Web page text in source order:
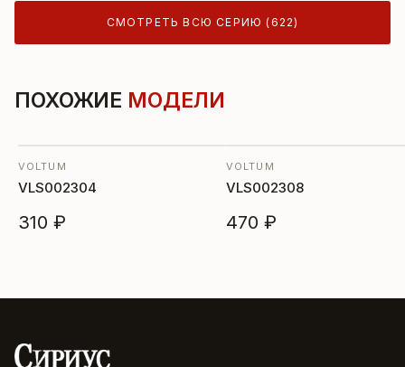
СМОТРЕТЬ ВСЮ СЕРИЮ (622)
ПОХОЖИЕ МОДЕЛИ
VOLTUM
VLS002304
310 ₽
VOLTUM
VLS002308
470 ₽